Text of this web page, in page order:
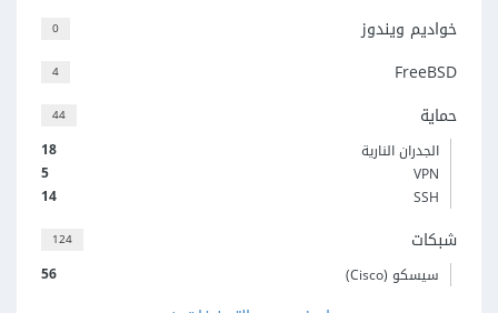
0 خواديم ويندوز
4 FreeBSD
44 حماية
18
الجدران النارية
5
VPN
14
SSH
124 شبكات
56 سيسكو (Cisco)